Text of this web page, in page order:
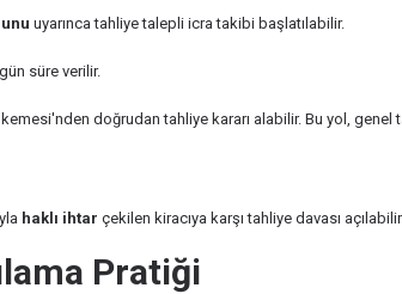
uyarınca tahliye talepli icra takibi başlatılabilir.
süre verilir.
doğrudan tahliye kararı alabilir. Bu yol, genel
haklı ihtar çekilen kiracıya karşı tahliye davası
Pratiği